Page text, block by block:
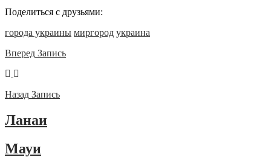
Поделиться с друзьями:
города украины миргород украина
Вперед Запись
Назад Запись
Ланаи
Мауи